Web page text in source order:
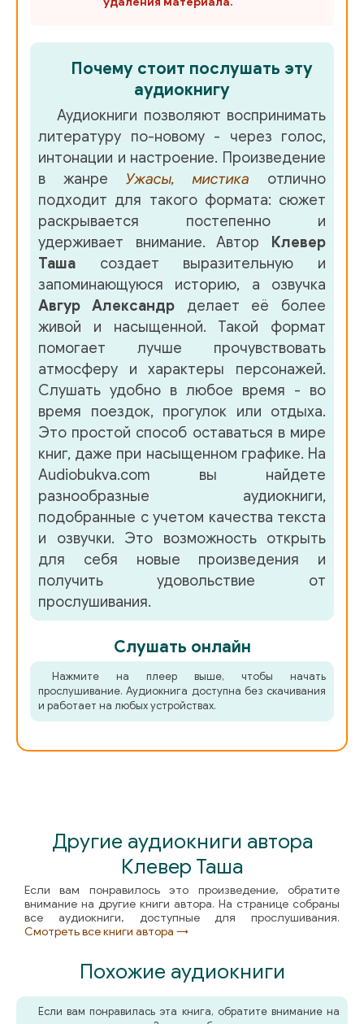
Почему стоит послушать эту
аудиокнигу
Аудиокниги позволяют воспринимать
литературу по-новому - через голос,
интонации и настроение. Произведение
в жанре Ужасы, мистика отлично
подходит для такого формата: сюжет
раскрывается постепенно и
удерживает внимание. Автор
Клевер
Таша создает выразительную и
запоминающуюся историю, а озвучка
Авгур Александрделает её более
живой и насыщенной. Такой формат
помогает лучше прочувствовать
атмосферу и характеры персонажей.
Слушать удобно в любое время - во
время поездок, прогулок или отдыха.
Это простой способ оставаться в мире
книг, даже при насыщенном графике. На
Audiobukva.com вы найдете
разнообразные аудиокниги,
подобранные с учетом качества текста
и озвучки. Это возможность открыть
для себя новые произведения и
получить удовольствие от
прослушивания.
Слушать онлайн
Нажмите на плеер выше, чтобы начать
прослушивание. Аудиокнига доступна без скачивания
и работает на любых устройствах.
Другие аудиокниги автора
Клевер Таша
Если вам понравилось это произведение, обратите
внимание на другие книги автора. На странице собраны
все аудиокниги, доступные для прослушивания.
Смотреть все книги автора →
Похожие аудиокниги
Если вам понравилась эта книга, обратите внимание на